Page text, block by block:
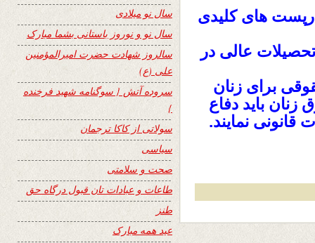
درپست های کلیدی
عالی در
برای زنان
باید دفاع
قانونی نمایند.
سال نو میلادی
سال نو و نوروز باستانی بشما مبارک
سالروز شهادت حضرت امیرالمؤمنین
علی (ع)
سروده آتش { سوگنامه شهید فرخنده
}
سولاتی از کاکا ترجمان
سیاسی
صحت و سلامتی
طاعات و عبادات تان قبول درگاه حق
طنز
عید همه مبارک